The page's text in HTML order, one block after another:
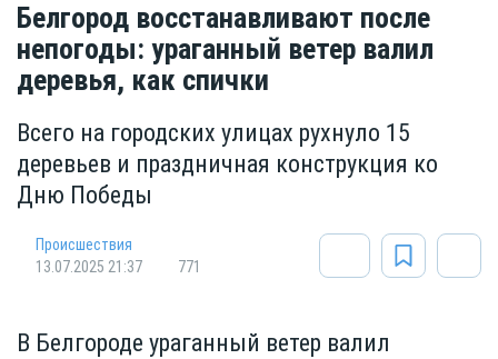
Белгород восстанавливают после
непогоды: ураганный ветер валил
деревья, как спички
Всего на городских улицах рухнуло 15
деревьев и праздничная конструкция ко
Дню Победы
Происшествия
13.07.2025 21:37
771
В Белгороде ураганный ветер валил